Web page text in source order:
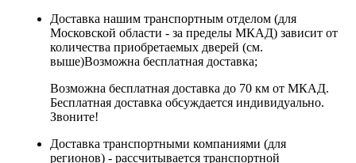
Доставка нашим транспортным отделом (для
Московской области - за пределы МКАД) зависит от
количества приобретаемых дверей (см.
выше)Возможна бесплатная доставка;
Возможна бесплатная доставка до 70 км от МКАД.
Бесплатная доставка обсуждается индивидуально.
Звоните!
Доставка транспортными компаниями (для
регионов) - рассчитывается транспортной